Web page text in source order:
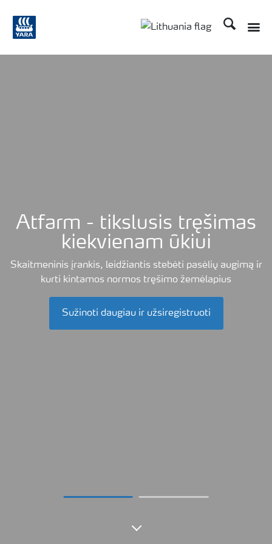
Ieškoti
Atfarm - tikslusis tręšimas
kiekvienam ūkiui
Skaitmeninis įrankis, leidžiantis stebėti pasėlių augimą ir
kurti kintamos normos tręšimo žemėlapius
Sužinoti daugiau ir užsiregistruoti